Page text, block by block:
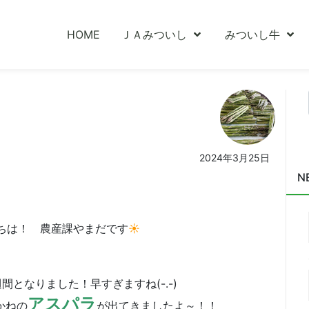
HOME ＪＡみついし みついし牛
2024年3月25日
は！ 農産課やまだです☀
となりました！早すぎますね(-.-)
ねのアスパラ が出てきましたよ～！！